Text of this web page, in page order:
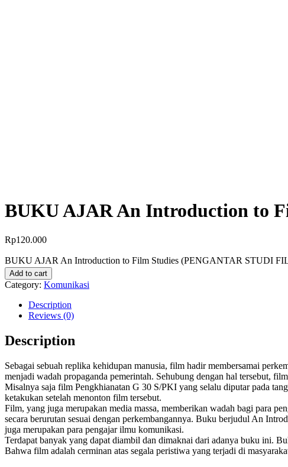
BUKU AJAR An Introduction to
Rp120.000
BUKU AJAR An Introduction to Film Studies (PENGANTAR STUDI
Add to cart
Category: Komunikasi
Description
Reviews (0)
Description
Sebagai sebuah replika kehidupan manusia, film hadir membersamai
menjadi wadah propaganda pemerintah. Sehubung dengan hal tersebut,
Misalnya saja film Pengkhianatan G 30 S/PKI yang selalu diputar pada
ketakukan setelah menonton film tersebut.
Film, yang juga merupakan media massa, memberikan wadah bagi para
secara berurutan sesuai dengan perkembangannya. Buku berjudul An
juga merupakan para pengajar ilmu komunikasi.
Terdapat banyak yang dapat diambil dan dimaknai dari adanya buku ini.
Bahwa film adalah cerminan atas segala peristiwa yang terjadi di